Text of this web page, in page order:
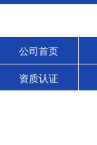
公司首页
资质认证